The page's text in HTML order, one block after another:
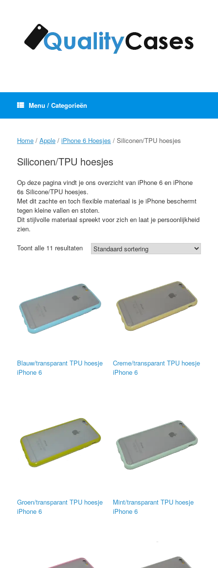
Menu / Categorieën
Home / Apple / iPhone 6 Hoesjes / Siliconen/TPU hoesjes
Siliconen/TPU hoesjes
Op deze pagina vindt je ons overzicht van iPhone 6 en iPhone
6s Silicone/TPU hoesjes.
Met dit zachte en toch flexible materiaal is je iPhone beschermt
tegen kleine vallen en stoten.
Dit stijlvolle materiaal spreekt voor zich en laat je persoonlijkheid
zien.
Toont alle 11 resultaten
Blauw/transparant TPU hoesje
iPhone 6
Creme/transparant TPU hoesje
iPhone 6
Groen/transparant TPU hoesje
iPhone 6
Mint/transparant TPU hoesje
iPhone 6